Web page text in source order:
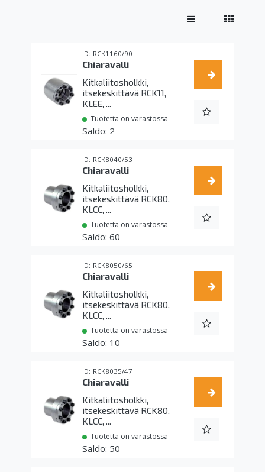
RCK1160/90
Chiaravalli
Kitkaliitosholkki,
itsekeskittävä RCK11,
KLEE, ...
Tuotetta on varastossa
2
RCK8040/53
Chiaravalli
Kitkaliitosholkki,
itsekeskittävä RCK80,
KLCC, ...
Tuotetta on varastossa
60
RCK8050/65
Chiaravalli
Kitkaliitosholkki,
itsekeskittävä RCK80,
KLCC, ...
Tuotetta on varastossa
10
RCK8035/47
Chiaravalli
Kitkaliitosholkki,
itsekeskittävä RCK80,
KLCC, ...
Tuotetta on varastossa
50